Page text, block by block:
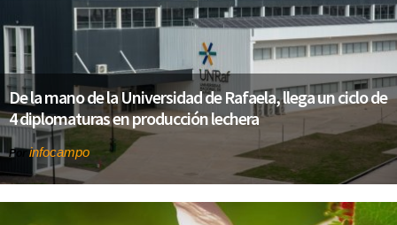
De la mano de la Universidad de Rafaela, llega un ciclo de
4 diplomaturas en producción lechera
Por infocampo